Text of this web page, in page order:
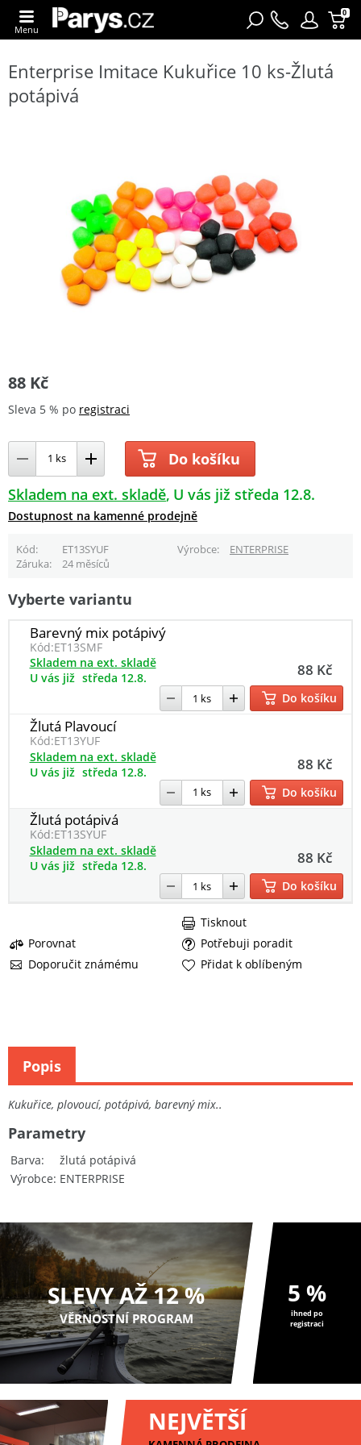
0
Menu
Enterprise Imitace Kukuřice 10 ks-Žlutá
potápivá
88 Kč
Sleva 5 % po registraci
Do košíku
Skladem na ext. skladě U vás již středa 12.8.
Dostupnost na kamenné prodejně
Kód ET13SYUF Výrobce
ENTERPRISE
Záruka
24 měsíců
Vyberte variantu
Barevný mix potápivý
Kód:ET13SMF
88 Kč
Skladem na ext. skladě
U vás již středa 12.8.
Do košíku
Žlutá Plavoucí
Kód:ET13YUF
88 Kč
Skladem na ext. skladě
U vás již středa 12.8.
Do košíku
Žlutá potápivá
Kód:ET13SYUF
88 Kč
Skladem na ext. skladě
U vás již středa 12.8.
Do košíku
Porovnat
Potřebuji poradit
Doporučit známému
Tisknout
Přidat k oblíbeným
Kukuřice, plovoucí, potápivá, barevný mix..
Barva
žlutá potápivá
Výrobce ENTERPRISE
Parametry
Popis
SLEVY AŽ 12 %
VĚRNOSTNÍ PROGRAM
5 %
ihned po
registraci
NEJVĚTŠÍ